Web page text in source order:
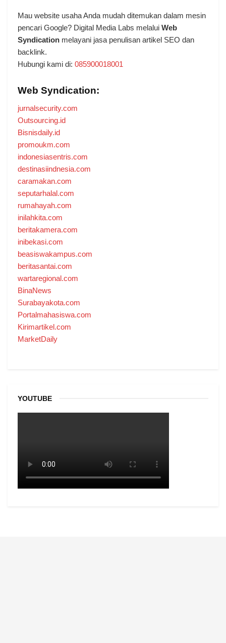
Mau website usaha Anda mudah ditemukan dalam mesin
pencari Google? Digital Media Labs melalui Web
Syndication melayani jasa penulisan artikel SEO dan
backlink.
Hubungi kami di: 085900018001
Web Syndication:
jurnalsecurity.com
Outsourcing.id
Bisnisdaily.id
promoukm.com
indonesiasentris.com
destinasiindnesia.com
caramakan.com
seputarhalal.com
rumahayah.com
inilahkita.com
beritakamera.com
inibekasi.com
beasiswakampus.com
beritasantai.com
wartaregional.com
BinaNews
Surabayakota.com
Portalmahasiswa.com
Kirimartikel.com
MarketDaily
YOUTUBE